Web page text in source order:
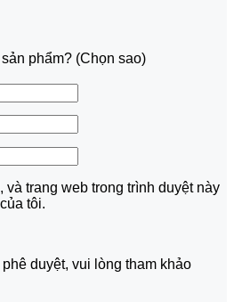
phẩm? (Chọn sao)
và trang web trong trình duyệt này
tôi.
duyệt, vui lòng tham khảo